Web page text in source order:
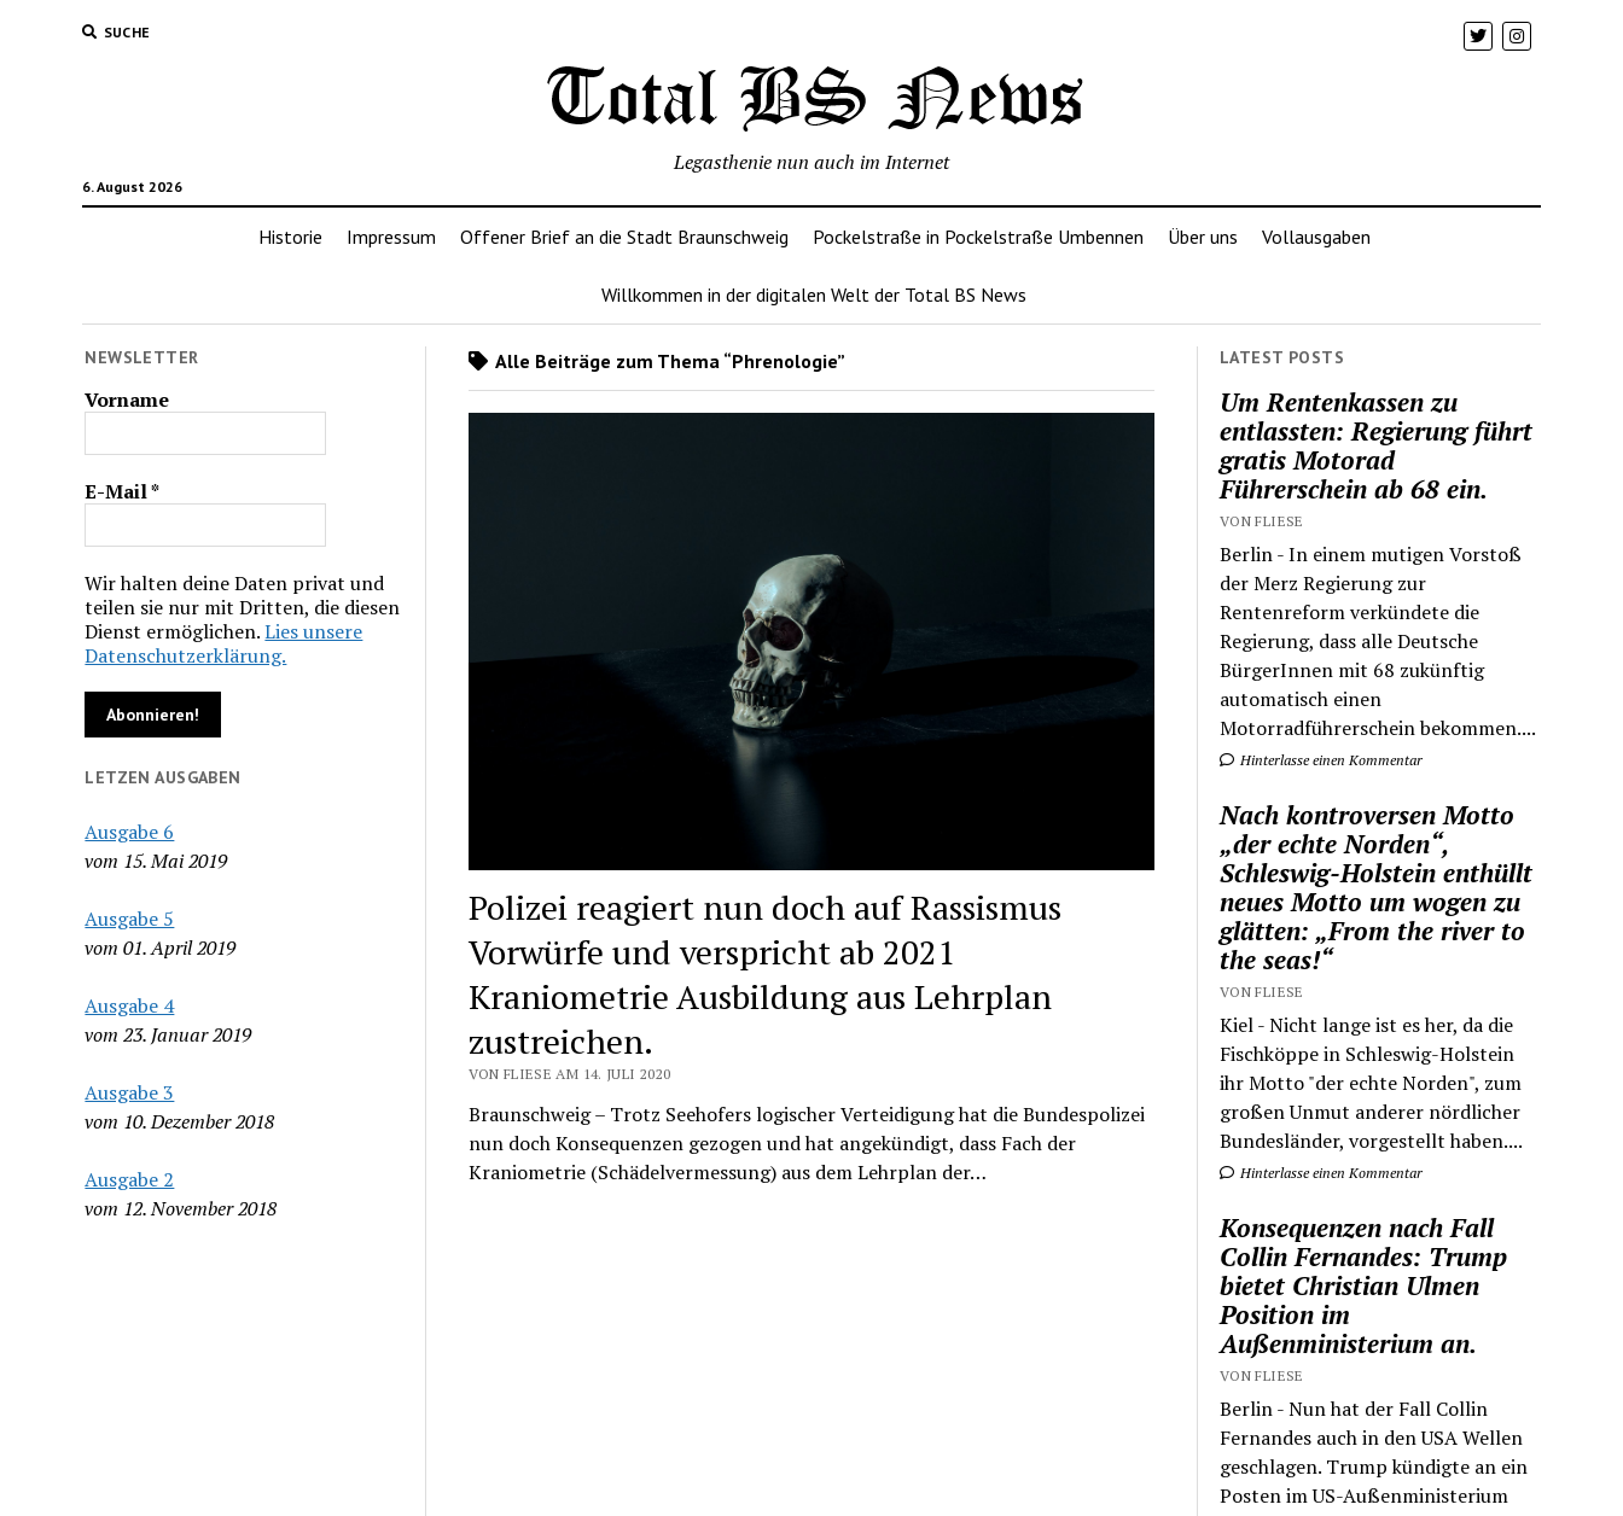
SUCHE
6. August 2026
Legasthenie nun auch im Internet
Historie Impressum Offener Brief an die Stadt Braunschweig Pockelstraße in Pockelstraße Umbennen Über uns Vollausgaben
Willkommen in der digitalen Welt der Total BS News
NEWSLETTER
Vorname
E-Mail*
Wir halten deine Daten privat und
teilen sie nur mit Dritten, die diesen
Dienst ermöglichen.Lies unsere
Datenschutzerklärung.
LETZEN AUSGABEN
Ausgabe 6
vom 15. Mai 2019
Ausgabe 5
vom 01. April 2019
Ausgabe 4
vom 23. Januar 2019
Ausgabe 3
vom 10. Dezember 2018
Ausgabe 2
vom 12. November 2018
Alle Beiträge zum Thema “Phrenologie”
Polizei reagiert nun doch auf Rassismus
Vorwürfe und verspricht ab 2021
Kraniometrie Ausbildung aus Lehrplan
zustreichen.
VON FLIESE AM 14. JULI 2020
Braunschweig – Trotz Seehofers logischer Verteidigung hat die Bundespolizei
nun doch Konsequenzen gezogen und hat angekündigt, dass Fach der
Kraniometrie (Schädelvermessung) aus dem Lehrplan der…
LATEST POSTS
Um Rentenkassen zu
entlassten: Regierung führt
gratis Motorad
Führerschein ab 68 ein.
VON FLIESE
Berlin - In einem mutigen Vorstoß
der Merz Regierung zur
Rentenreform verkündete die
Regierung, dass alle Deutsche
BürgerInnen mit 68 zukünftig
automatisch einen
Motorradführerschein bekommen....
Hinterlasse einen Kommentar
Nach kontroversen Motto
„der echte Norden“,
Schleswig-Holstein enthüllt
neues Motto um wogen zu
glätten: „From the river to
the seas!“
VON FLIESE
Kiel - Nicht lange ist es her, da die
Fischköppe in Schleswig-Holstein
ihr Motto "der echte Norden", zum
großen Unmut anderer nördlicher
Bundesländer, vorgestellt haben....
Hinterlasse einen Kommentar
Konsequenzen nach Fall
Collin Fernandes: Trump
bietet Christian Ulmen
Position im
Außenministerium an.
VON FLIESE
Berlin - Nun hat der Fall Collin
Fernandes auch in den USA Wellen
geschlagen. Trump kündigte an ein
Posten im US-Außenministerium